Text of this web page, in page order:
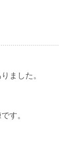
ました。
す。